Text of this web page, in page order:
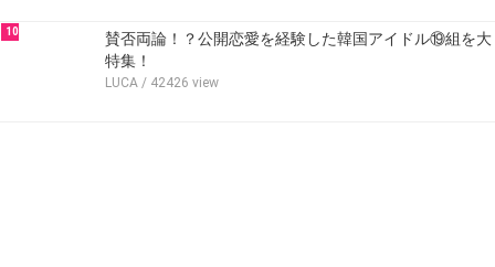
10
賛否両論！？公開恋愛を経験した韓国アイドル⑲組を大
特集！
LUCA / 42426 view